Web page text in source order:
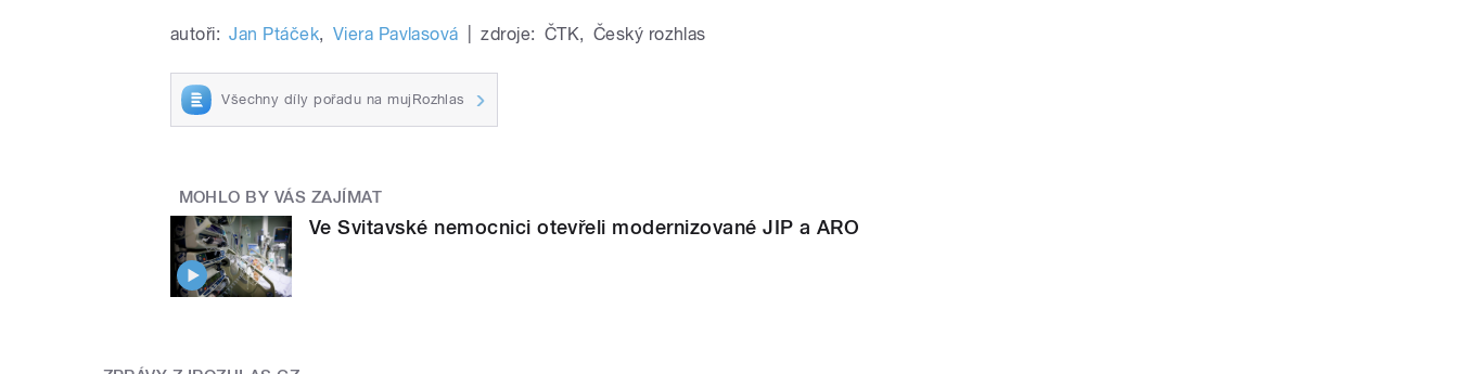
autoři: Jan Ptáček, Viera Pavlasová zdroje: ČTK, Český rozhlas
Všechny díly pořadu na mujRozhlas
MOHLO BY VÁS ZAJÍMAT
Ve Svitavské nemocnici otevřeli modernizované JIP a ARO